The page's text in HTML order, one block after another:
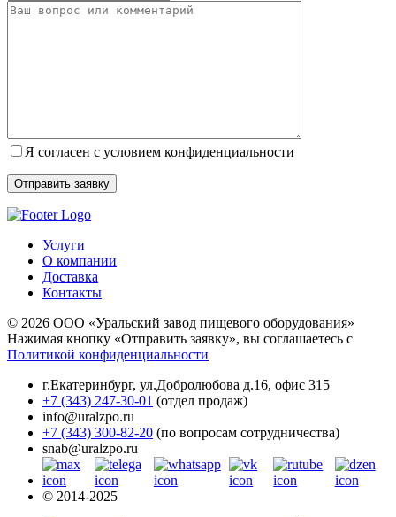
Я согласен с условием конфиденциальности
Услуги
О компании
Доставка
Контакты
© 2026 ООО «Уральский завод пищевого оборудования»
Нажимая кнопку «Отправить заявку», вы соглашаетесь с
Политикой конфиденциальности
г.Екатеринбург, ул.Добролюбова д.16, офис 315
+7 (343) 247-30-01 (отдел продаж)
info@uralzpo.ru
+7 (343) 300-82-20 (по вопросам сотрудничества)
snab@uralzpo.ru
© 2014-2025